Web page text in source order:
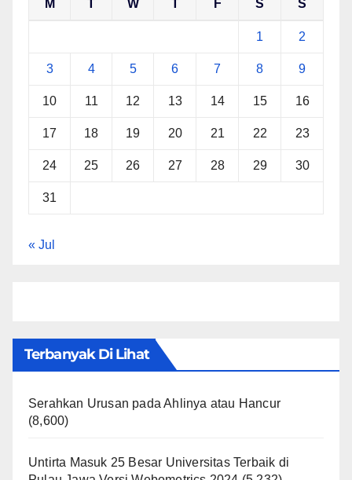
M T W T F S S
1 2
3 4 5 6 7 8 9
10 11 12 13 14 15 16
17 18 19 20 21 22 23
24 25 26 27 28 29 30
31
« Jul
Terbanyak Di Lihat
Serahkan Urusan pada Ahlinya atau Hancur
(8,600)
Untirta Masuk 25 Besar Universitas Terbaik di